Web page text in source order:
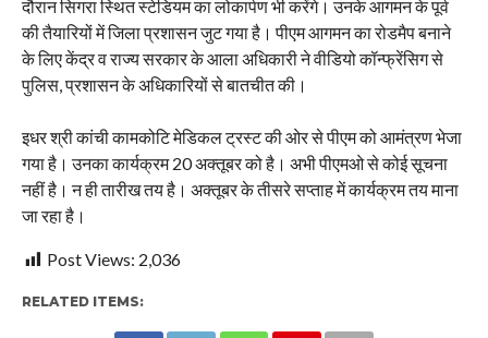
दौरान सिगरा स्थित स्टेडियम का लोकार्पण भी करेंगे। उनके आगमन के पूर्व
की तैयारियों में जिला प्रशासन जुट गया है। पीएम आगमन का रोडमैप बनाने
के लिए केंद्र व राज्य सरकार के आला अधिकारी ने वीडियो कॉन्फ्रेंसिग से
पुलिस, प्रशासन के अधिकारियों से बातचीत की।
इधर श्री कांची कामकोटि मेडिकल ट्रस्ट की ओर से पीएम को आमंत्रण भेजा
गया है। उनका कार्यक्रम 20 अक्तूबर को है। अभी पीएमओ से कोई सूचना
नहीं है। न ही तारीख तय है। अक्तूबर के तीसरे सप्ताह में कार्यक्रम तय माना
जा रहा है।
Post Views: 2,036
RELATED ITEMS: